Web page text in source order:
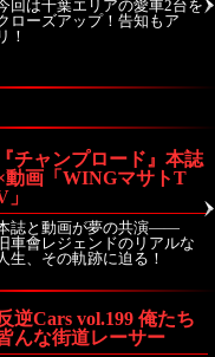
回は千葉エリアの愛車2台を
ローズアップ！告知もア
リ！
『チャンプロード』本誌
動画「WINGマサトT
」
誌と動画が夢の共演――
旧車會レジェンドのリアルな
人生、その軌跡に迫る！
逆Cars vol.199 俺たち
んな街道レーサー